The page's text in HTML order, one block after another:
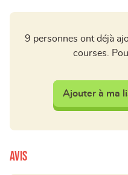
9 personnes ont déjà
courses.
Ajouter à ma
Avis